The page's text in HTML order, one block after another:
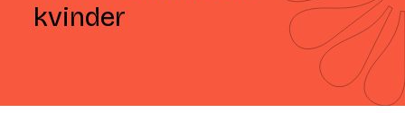
kvinder